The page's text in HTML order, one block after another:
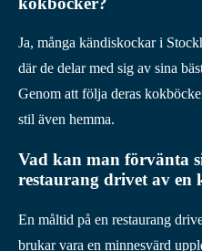
Ja, många kändiskockar i
där de delar med sig av sina
Genom att följa deras
stil även hemma.
Vad kan man förvänta
restaurang drivet av en
En måltid på en restaurang
brukar vara en minnesvärd